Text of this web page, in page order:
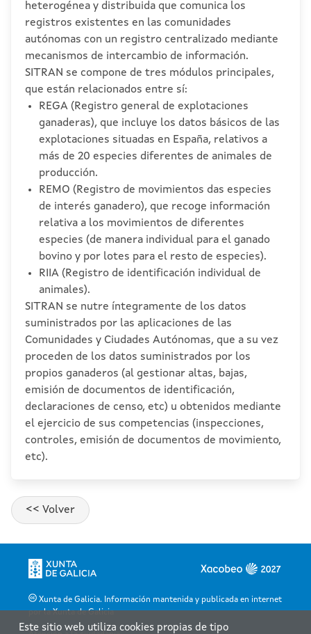
heterogénea y distribuida que comunica los
registros existentes en las comunidades
autónomas con un registro centralizado mediante
mecanismos de intercambio de información.
SITRAN se compone de tres módulos principales,
que están relacionados entre sí:
REGA (Registro general de explotaciones
ganaderas), que incluye los datos básicos de las
explotaciones situadas en España, relativos a
más de 20 especies diferentes de animales de
producción.
REMO (Registro de movimientos das especies
de interés ganadero), que recoge información
relativa a los movimientos de diferentes
especies (de manera individual para el ganado
bovino y por lotes para el resto de especies).
RIIA (Registro de identificación individual de
animales).
SITRAN se nutre íntegramente de los datos
suministrados por las aplicaciones de las
Comunidades y Ciudades Autónomas, que a su vez
proceden de los datos suministrados por los
propios ganaderos (al gestionar altas, bajas,
emisión de documentos de identificación,
declaraciones de censo, etc) u obtenidos mediante
el ejercicio de sus competencias (inspecciones,
controles, emisión de documentos de movimiento,
etc).
Xunta de Galicia. Información mantenida y publicada en internet
por la Xunta de Galicia
Este sitio web utiliza cookies propias de tipo